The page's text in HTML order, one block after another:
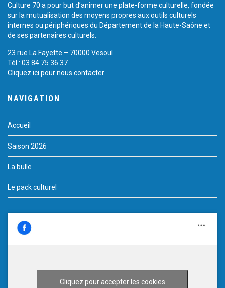
Culture 70 a pour but d’animer une plate-forme culturelle, fondée
sur la mutualisation des moyens propres aux outils culturels
internes ou périphériques du Département de la Haute-Saône et
de ses partenaires culturels.
23 rue La Fayette – 70000 Vesoul
Tél.: 03 84 75 36 37
Cliquez ici pour nous contacter
NAVIGATION
Accueil
Saison 2026
La bulle
Le pack culturel
Cliquez pour accepter les cookies